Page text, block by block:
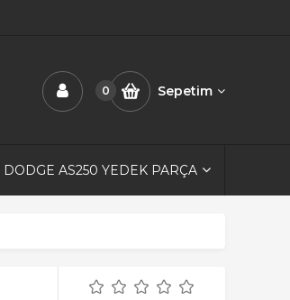
0 Sepetim
DODGE AS250 YEDEK PARÇA